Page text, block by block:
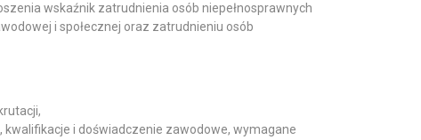
wskaźnik zatrudnienia osób niepełnosprawnych
i społecznej oraz zatrudnieniu osób
i doświadczenie zawodowe, wymagane